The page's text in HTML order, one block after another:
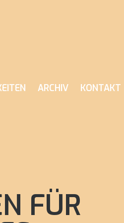
ARCHIV KONTAKT
FÜR